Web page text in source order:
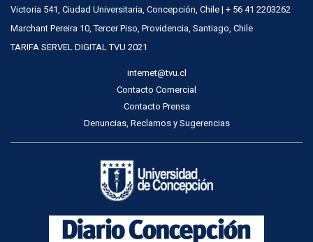
Victoria 541, Ciudad Universitaria, Concepción, Chile | + 56 41 2203262
Marchant Pereira 10, Tercer Piso, Providencia, Santiago, Chile
TARIFA SERVEL DIGITAL TVU 2021
internet@tvu.cl
Contacto Comercial
Contacto Prensa
Denuncias, Reclamos y Sugerencias